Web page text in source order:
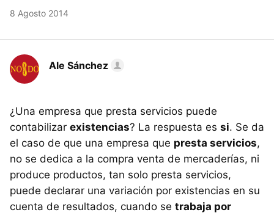
8 Agosto 2014
Ale Sánchez
¿Una empresa que presta servicios puede
contabilizar existencias? La respuesta es si. Se da
el caso de que una empresa que presta servicios,
no se dedica a la compra venta de mercaderías, ni
produce productos, tan solo presta servicios,
puede declarar una variación por existencias en su
cuenta de resultados, cuando se trabaja por